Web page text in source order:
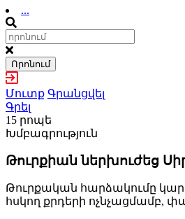
...
Որոնում
Մուտք Գրանցվել
Գրել
15 րոպե
Խմբագրություն
Թուրքիան ներխուժեց
Թուրքական հարձակումը
հսկող քրդերի ոչնչացմամբ,